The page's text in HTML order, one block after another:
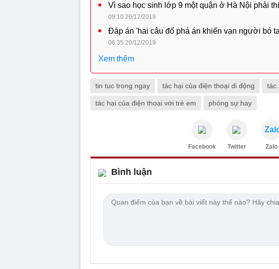
Vì sao học sinh lớp 9 một quận ở Hà Nội phải
09:10 20/12/2019
Đáp án 'hai câu đố phá án khiến vạn người bó
06:35 20/12/2019
Xem thêm
tin tuc trong ngay tác hại của điện thoại di động tác
tác hại của điện thoại với trẻ em phóng sự hay
Facebook Twitter Zalo
Bình luận